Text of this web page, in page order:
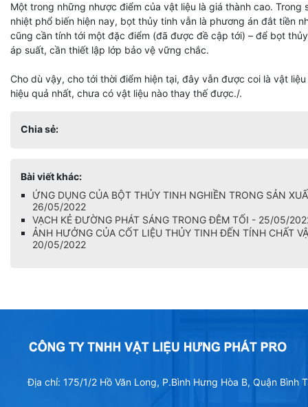
Một trong những nhược điểm của vật liệu là giá thành cao. Trong
nhiệt phổ biến hiện nay, bọt thủy tinh vẫn là phương án đắt tiền
cũng cần tính tới một đặc điểm (đã được đề cập tới) – để bọt
áp suất, cần thiết lập lớp bảo vệ vững chắc.
Cho dù vậy, cho tới thời điểm hiện tại, đây vẫn được coi là vật
hiệu quả nhất, chưa có vật liệu nào thay thế được./.
Chia sẻ:
Bài viết khác:
ỨNG DỤNG CỦA BỘT THỦY TINH NGHIỀN TRONG SẢN
26/05/2022
VẠCH KẺ ĐƯỜNG PHÁT SÁNG TRONG ĐÊM TỐI - 25/05/
ẢNH HƯỞNG CỦA CỐT LIỆU THỦY TINH ĐẾN TÍNH CHẤT
20/05/2022
Địa chỉ: 175/1/2 Hồ Văn Long, P.Bình Hưng Hòa B, Quận Bình